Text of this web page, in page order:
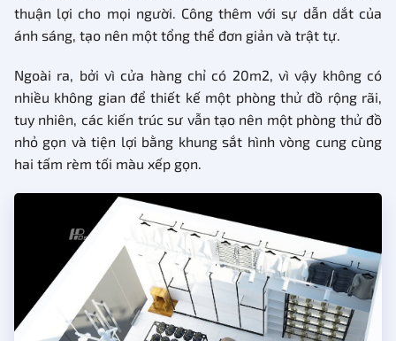
thuận lợi cho mọi người. Công thêm với sự dẫn dắt của
ánh sáng, tạo nên một tổng thể đơn giản và trật tự.
Ngoài ra, bởi vì cửa hàng chỉ có 20m2, vì vậy không có
nhiều không gian để thiết kế một phòng thử đồ rộng rãi,
tuy nhiên, các kiến trúc sư vẫn tạo nên một phòng thử đồ
nhỏ gọn và tiện lợi bằng khung sắt hình vòng cung cùng
hai tấm rèm tối màu xếp gọn.